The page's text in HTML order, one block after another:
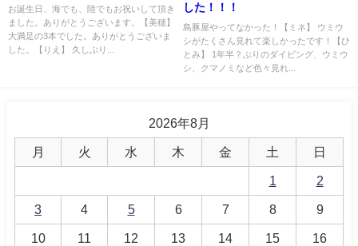
お誕生日、海でも、陸でもお祝いして頂き
ました。ありがとうございます。【美穂】
大満足の3本でした。ありがとうございま
した。【りえ】 久しぶり...
した！！！
島豚屋やってなかった！【ミネ】 ウミウ
シがたくさん見れて楽しかったです！【ひ
とみ】 1年半？ぶりのダイビング、ウミウ
シ、クマノミなど色々見れ...
2026年8月
月 火 水 木 金 土 日
1 2
3 4 5 6 7 8 9
10 11 12 13 14 15 16